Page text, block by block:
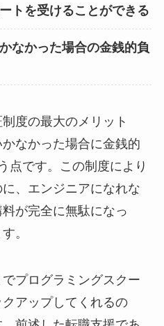
トを受けることができる
なかった場合の金銭的負
度の最大のメリット
なかった場合に金銭的
点です。この制度により
に、エンジニアになれな
が完全に無駄になっ
。
プログラミングスクー
アップしてくれるの